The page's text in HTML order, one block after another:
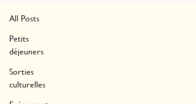
All Posts
Petits
déjeuners
Sorties
culturelles